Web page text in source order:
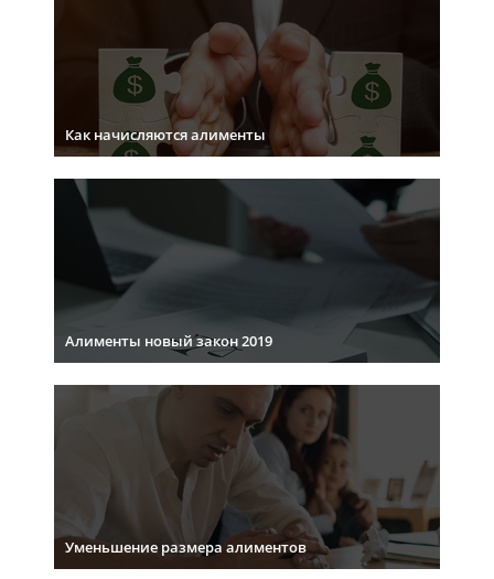
Как начисляются алименты
Алименты новый закон 2019
Уменьшение размера алиментов